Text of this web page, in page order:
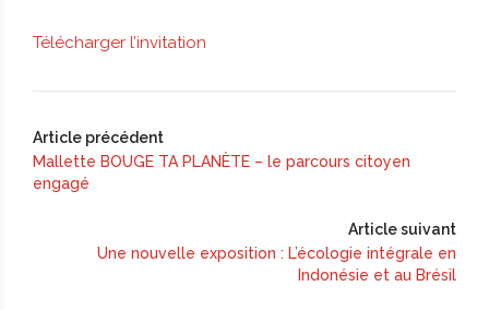
Télécharger l’invitation
Article précédent
Mallette BOUGE TA PLANÈTE – le parcours citoyen
engagé
Article suivant
Une nouvelle exposition : L’écologie intégrale en
Indonésie et au Brésil